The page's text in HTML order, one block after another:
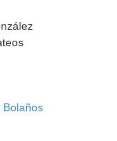
Bolaños